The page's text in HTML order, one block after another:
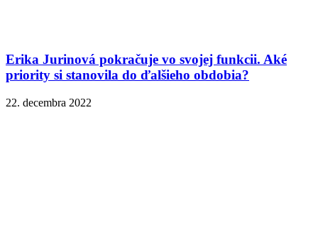
Erika Jurinová pokračuje vo svojej funkcii. Aké
priority si stanovila do ďalšieho obdobia?
22. decembra 2022